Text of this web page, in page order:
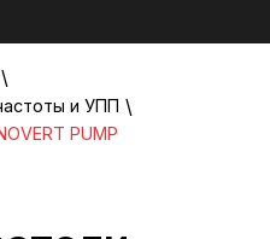
\
и УПП \
PUMP